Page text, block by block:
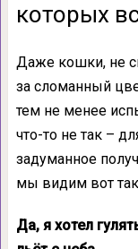
которых
Даже кошки, не
за сломанный
тем не менее
что-то не так –
задуманное
мы видим вот
Да, я хотел